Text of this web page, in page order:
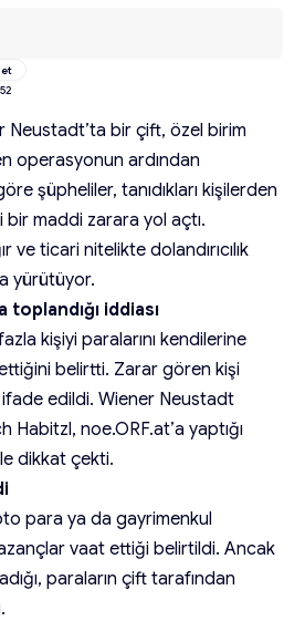
Neustadt’ta bir çift, özel birim
operasyonun ardından
şüpheliler, tanıdıkları kişilerden
maddi zarara yol açtı.
ve ticari nitelikte dolandırıcılık
yürütüyor.
toplandığı iddiası
kişiyi paralarını kendilerine
belirtti. Zarar gören kişi
ifade edildi. Wiener Neustadt
Habitzl, noe.ORF.at’a yaptığı
dikkat çekti.
para ya da gayrimenkul
vaat ettiği belirtildi. Ancak
paraların çift tarafından